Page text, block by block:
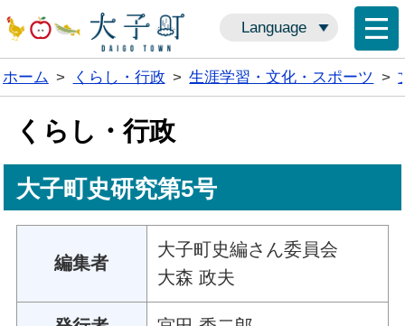
Language
ホーム > くらし・行政 > 生涯学習・文化・スポーツ >
くらし・行政
大子町史研究第5号
編集者
大子町史編さん委員会
大森 政夫